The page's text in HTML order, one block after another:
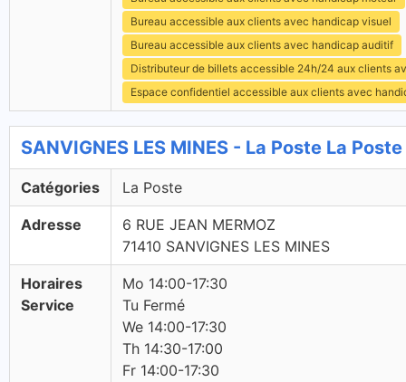
Bureau accessible aux clients avec handicap visuel
Bureau accessible aux clients avec handicap auditif
Distributeur de billets accessible 24h/24 aux clients
Espace confidentiel accessible aux clients avec
SANVIGNES LES MINES - La Poste La Poste
Catégories La Poste
Adresse
6 RUE JEAN MERMOZ
71410 SANVIGNES LES MINES
Horaires
Service
Mo 14:00-17:30
Tu Fermé
We 14:00-17:30
Th 14:30-17:00
Fr 14:00-17:30